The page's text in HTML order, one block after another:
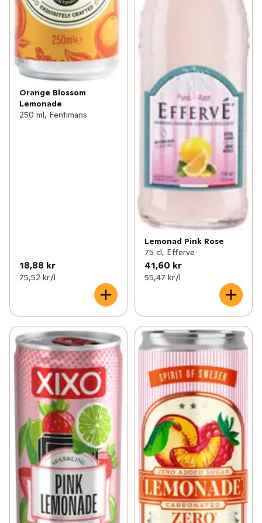
Orange Blossom
Lemonade
250 ml, Fentimans
18,88 kr
75,52 kr /l
Lemonad Pink Rose
75 cl, Efferve
41,60 kr
55,47 kr /l